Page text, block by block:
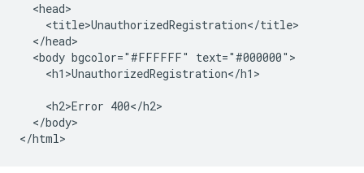
  <head>
    <title>UnauthorizedRegistration</title>
  </head>
  <body bgcolor="#FFFFFF" text="#000000">
    <h1>UnauthorizedRegistration</h1>
    <h2>Error 400</h2>
  </body>